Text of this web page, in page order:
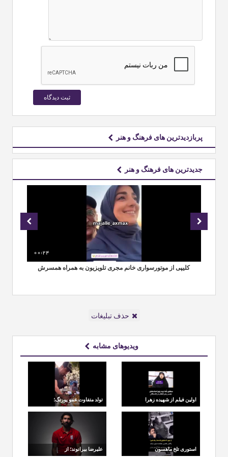
پربازدیدترین های فرهنگ و هنر
جدیدترین های فرهنگ و هنر
00:24
کلیپی از موتورسواری خانم مجری تلویزیون به همراه همسرش
حذف تبلیغات
ویدیوهای مشابه
اولین فیلم از شهیده زهرا
حدادعادل همسر رهبر
انقلاب در فضای مجازی
تولد متفاوت عمو پورنگ؛
ادای احترام به مادر در
استوری تلخ ماهسون علیرضا بیرانوند؛ از